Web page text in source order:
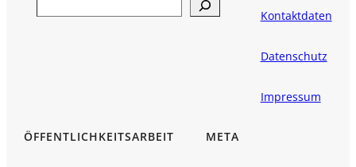
Kontaktdaten
Datenschutz
Impressum
ÖFFENTLICHKEITSARBEIT META